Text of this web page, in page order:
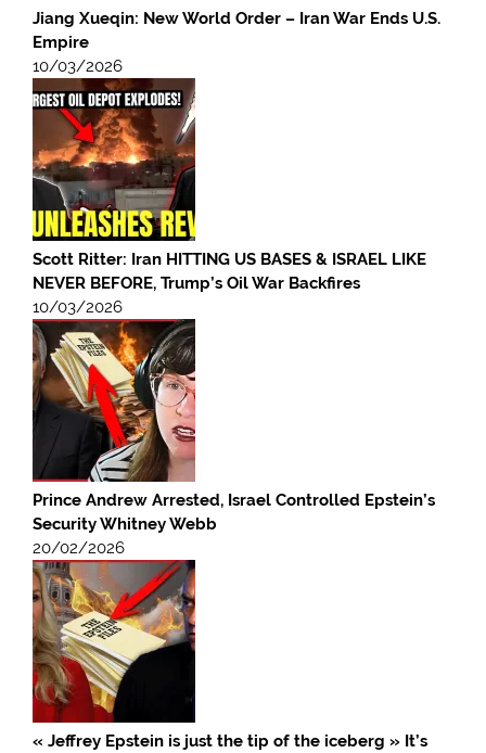
Jiang Xueqin: New World Order – Iran War Ends U.S.
Empire
10/03/2026
Scott Ritter: Iran HITTING US BASES & ISRAEL LIKE
NEVER BEFORE, Trump’s Oil War Backfires
10/03/2026
Prince Andrew Arrested, Israel Controlled Epstein’s
Security Whitney Webb
20/02/2026
« Jeffrey Epstein is just the tip of the iceberg » It’s